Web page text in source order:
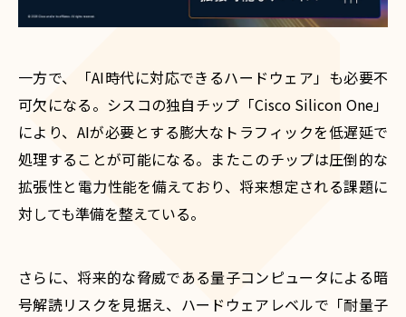
一方で、「AI時代に対応できるハードウェア」も必要不
可欠になる。シスコの独自チップ「Cisco Silicon One」
により、AIが必要とする膨大なトラフィックを低遅延で
処理することが可能になる。またこのチップは圧倒的な
拡張性と電力性能を備えており、将来想定される課題に
対しても準備を整えている。
さらに、将来的な脅威である量子コンピュータによる暗
号解読リスクを見据え、ハードウェアレベルで「耐量子